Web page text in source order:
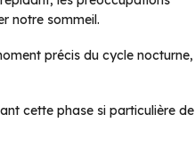
notre sommeil.
précis du cycle nocturne,
cette phase si particulière de